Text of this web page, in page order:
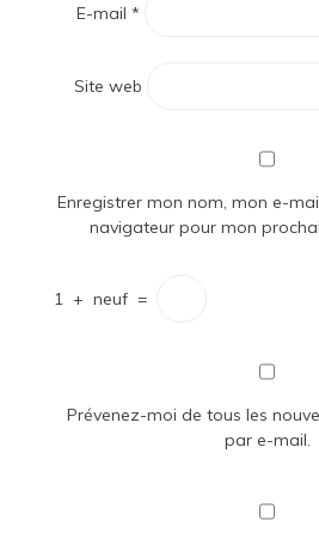
E-mail *
Site web
Enregistrer mon nom, mon e-
navigateur pour mon
1 + neuf =
Prévenez-moi de tous les
par e-mail.